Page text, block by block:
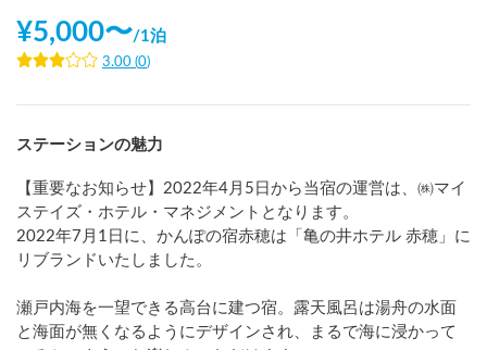
¥5,000〜/1泊
3.00 (0)
ステーションの魅力
【重要なお知らせ】2022年4月5日から当宿の運営は、㈱マイ
ステイズ・ホテル・マネジメントとなります。
2022年7月1日に、かんぽの宿赤穂は「亀の井ホテル 赤穂」に
リブランドいたしました。
瀬戸内海を一望できる高台に建つ宿。露天風呂は湯舟の水面
と海面が無くなるようにデザインされ、まるで海に浸かって